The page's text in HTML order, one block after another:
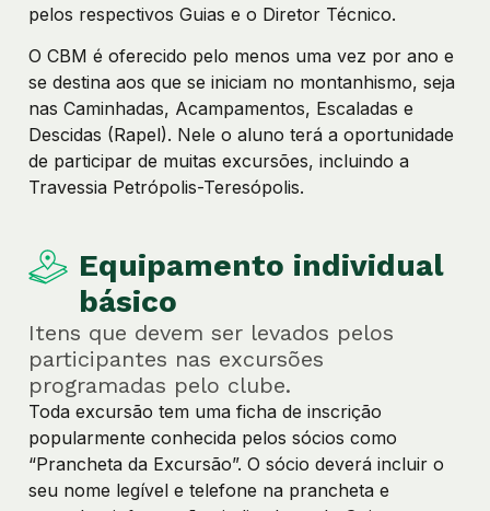
pelos respectivos Guias e o Diretor Técnico.
O CBM é oferecido pelo menos uma vez por ano e
se destina aos que se iniciam no montanhismo, seja
nas Caminhadas, Acampamentos, Escaladas e
Descidas (Rapel). Nele o aluno terá a oportunidade
de participar de muitas excursões, incluindo a
Travessia Petrópolis-Teresópolis.
Equipamento individual
básico
Itens que devem ser levados pelos
participantes nas excursões
programadas pelo clube.
Toda excursão tem uma ficha de inscrição
popularmente conhecida pelos sócios como
“Prancheta da Excursão”. O sócio deverá incluir o
seu nome legível e telefone na prancheta e